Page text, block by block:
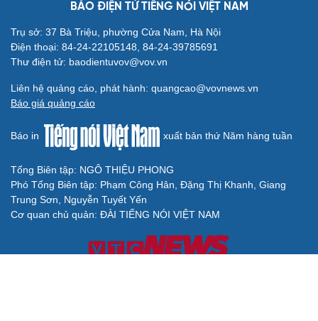
BÁO ĐIỆN TỬ TIẾNG NÓI VIỆT NAM
Trụ sở: 37 Bà Triệu, phường Cửa Nam, Hà Nội
Điện thoại: 84-24-22105148, 84-24-39785691
Thư điện tử: baodientuvov@vov.vn
Liên hệ quảng cáo, phát hành: quangcao@vovnews.vn
Báo giá quảng cáo
Báo in xuất bản thứ Năm hàng tuần
Tổng Biên tập: NGÔ THIỆU PHONG
Phó Tổng Biên tập: Phạm Công Hân, Đặng Thị Khanh, Giang
Trung Sơn, Nguyễn Tuyết Yến
Cơ quan chủ quản: ĐÀI TIẾNG NÓI VIỆT NAM